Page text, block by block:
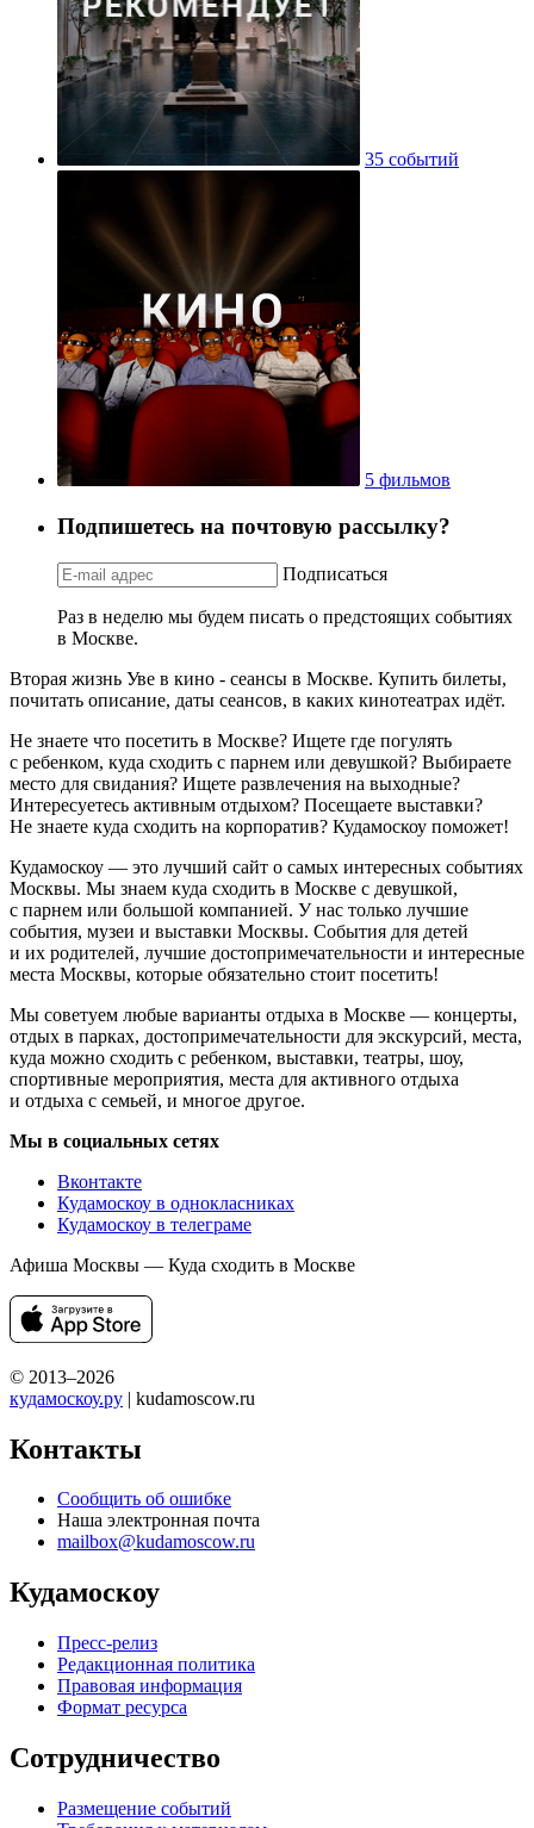
35 событий
5 фильмов
Подпишетесь на почтовую рассылку?
Подписаться
Раз в неделю мы будем писать о предстоящих событиях
в Москве.
Вторая жизнь Уве в кино - сеансы в Москве. Купить билеты,
почитать описание, даты сеансов, в каких кинотеатрах идёт.
Не знаете что посетить в Москве? Ищете где погулять
с ребенком, куда сходить с парнем или девушкой? Выбираете
место для свидания? Ищете развлечения на выходные?
Интересуетесь активным отдыхом? Посещаете выставки?
Не знаете куда сходить на корпоратив? Кудамоскоу поможет!
Кудамоскоу — это лучший сайт о самых интересных событиях
Москвы. Мы знаем куда сходить в Москве с девушкой,
с парнем или большой компанией. У нас только лучшие
события, музеи и выставки Москвы. События для детей
и их родителей, лучшие достопримечательности и интересные
места Москвы, которые обязательно стоит посетить!
Мы советуем любые варианты отдыха в Москве — концерты,
отдых в парках, достопримечательности для экскурсий, места,
куда можно сходить с ребенком, выставки, театры, шоу,
спортивные мероприятия, места для активного отдыха
и отдыха с семьей, и многое другое.
Мы в социальных сетях
Вконтакте
Кудамоскоу в однокласниках
Кудамоскоу в телеграме
Афиша Москвы — Куда сходить в Москве
© 2013–2026
кудамоскоу.ру | kudamoscow.ru
Контакты
Сообщить об ошибке
Наша электронная почта
mailbox@kudamoscow.ru
Кудамоскоу
Пресс-релиз
Редакционная политика
Правовая информация
Формат ресурса
Сотрудничество
Размещение событий